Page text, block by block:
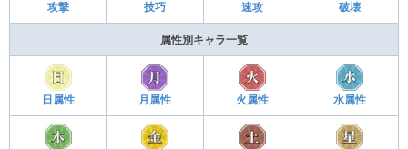
攻撃 技巧 速攻 破壊
属性別キャラ一覧
日属性 月属性 火属性 水属性